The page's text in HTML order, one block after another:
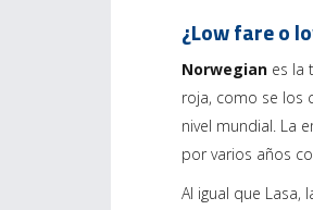
¿Low fare o
Norwegian es la
roja, como se los
nivel mundial. La
por varios años
Al igual que